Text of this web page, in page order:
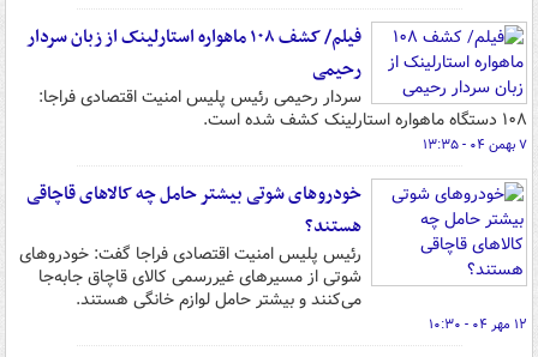
فیلم/ کشف ۱۰۸ ماهواره استارلینک از زبان سردار
رحیمی
سردار رحیمی رئیس پلیس امنیت اقتصادی فراجا:
۱۰۸ دستگاه ماهواره استارلینک کشف شده است.
۷ بهمن ۰۴ - ۱۳:۳۵
خودروهای شوتی‌ بیشتر حامل چه کالاهای قاچاقی
هستند؟
رئیس پلیس امنیت اقتصادی فراجا گفت: خودروهای
شوتی از مسیرهای غیررسمی کالای قاچاق جابه‌جا
می‌کنند و بیشتر حامل لوازم خانگی هستند.
۱۲ مهر ۰۴ - ۱۰:۳۰